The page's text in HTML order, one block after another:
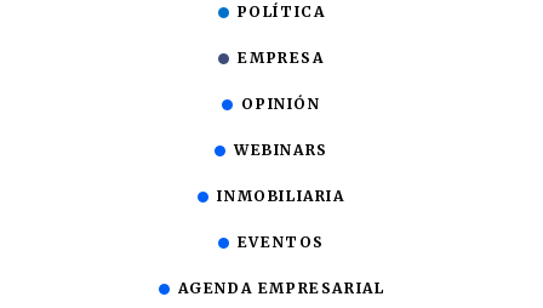
POLÍTICA
EMPRESA
OPINIÓN
WEBINARS
INMOBILIARIA
EVENTOS
AGENDA EMPRESARIAL